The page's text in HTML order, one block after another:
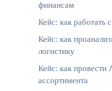
финансам
Кейс: как работать
Кейс: как
логистику
Кейс: как провести
ассортимента